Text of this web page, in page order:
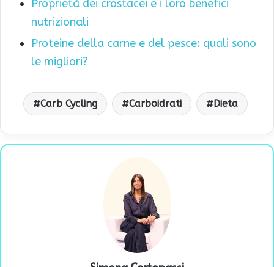
Proprietà dei crostacei e i loro benefici
nutrizionali
Proteine della carne e del pesce: quali sono
le migliori?
Carb Cycling Carboidrati Dieta